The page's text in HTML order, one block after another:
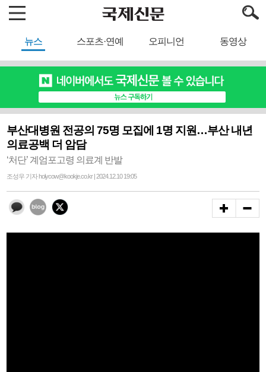
뉴스 스포츠·연예 오피니언 동영상
부산대병원 전공의 75명 모집에 1명 지원…부산 내년
의료공백 더 암담
‘처단’ 계엄포고령 의료계 반발
조성우 기자 holycow@kookje.co.kr | 2024.12.10 19:05